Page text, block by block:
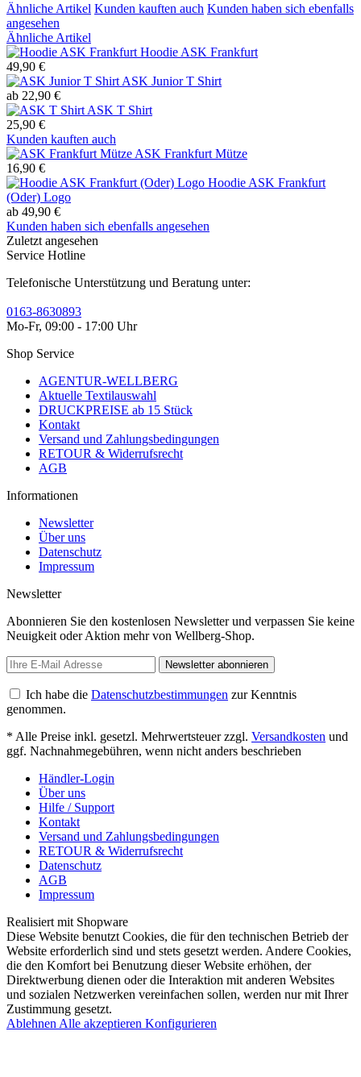
Ähnliche Artikel Kunden kauften auch Kunden haben sich ebenfalls
angesehen
Ähnliche Artikel
Hoodie ASK Frankfurt
49,90 €
ASK Junior T Shirt
ab 22,90 €
ASK T Shirt
25,90 €
Kunden kauften auch
ASK Frankfurt Mütze
16,90 €
Hoodie ASK Frankfurt
(Oder) Logo
ab 49,90 €
Kunden haben sich ebenfalls angesehen
Zuletzt angesehen
Service Hotline
Telefonische Unterstützung und Beratung unter:
0163-8630893
Mo-Fr, 09:00 - 17:00 Uhr
Shop Service
AGENTUR-WELLBERG
Aktuelle Textilauswahl
DRUCKPREISE ab 15 Stück
Kontakt
Versand und Zahlungsbedingungen
RETOUR & Widerrufsrecht
AGB
Informationen
Newsletter
Über uns
Datenschutz
Impressum
Newsletter
Abonnieren Sie den kostenlosen Newsletter und verpassen Sie keine
Neuigkeit oder Aktion mehr von Wellberg-Shop.
Newsletter abonnieren
Ich habe die Datenschutzbestimmungen zur Kenntnis
genommen.
* Alle Preise inkl. gesetzl. Mehrwertsteuer zzgl. Versandkosten und
ggf. Nachnahmegebühren, wenn nicht anders beschrieben
Händler-Login
Über uns
Hilfe / Support
Kontakt
Versand und Zahlungsbedingungen
RETOUR & Widerrufsrecht
Datenschutz
AGB
Impressum
Realisiert mit Shopware
Diese Website benutzt Cookies, die für den technischen Betrieb der
Website erforderlich sind und stets gesetzt werden. Andere Cookies,
die den Komfort bei Benutzung dieser Website erhöhen, der
Direktwerbung dienen oder die Interaktion mit anderen Websites
und sozialen Netzwerken vereinfachen sollen, werden nur mit Ihrer
Zustimmung gesetzt.
Ablehnen Alle akzeptieren Konfigurieren